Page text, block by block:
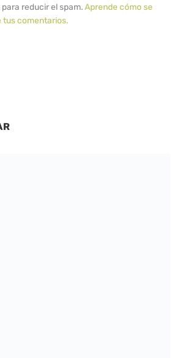
para reducir el spam.Aprende cómo se
tus comentarios.